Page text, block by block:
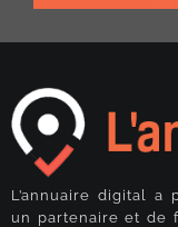
L’annuaire digital
un partenaire et de